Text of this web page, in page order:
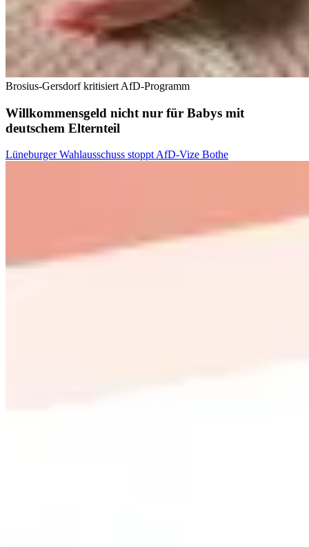
Brosius-Gersdorf kritisiert AfD-Programm
Willkommensgeld nicht nur für Babys mit
deutschem Elternteil
Lüneburger Wahlausschuss stoppt AfD-Vize Bothe